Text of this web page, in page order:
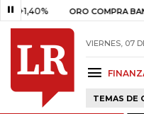
ORO COMPRA BANCO DE
VIERNES, 07
TEMAS DE
EN VIVO